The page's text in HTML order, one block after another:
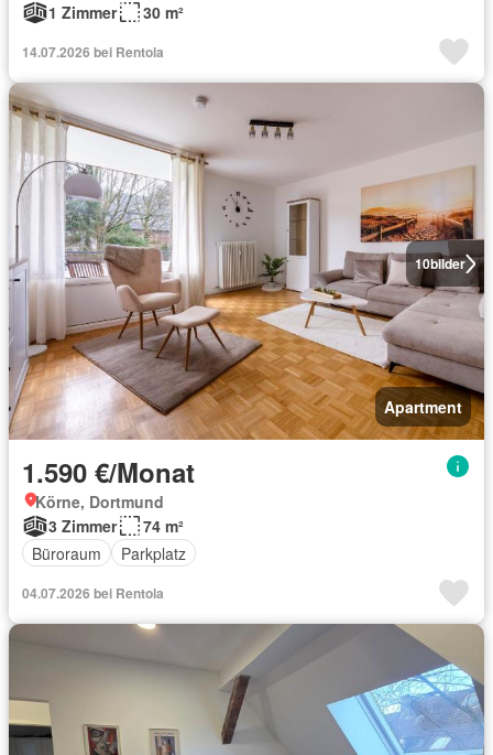
1 Zimmer
30 m²
14.07.2026 bei Rentola
10bilder
Apartment
1.590 €/Monat
Körne, Dortmund
3 Zimmer
74 m²
Büroraum
Parkplatz
04.07.2026 bei Rentola